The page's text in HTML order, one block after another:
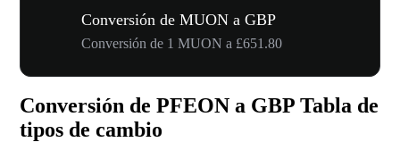
Conversión de MUON a GBP
Conversión de 1 MUON a £651.80
Conversión de PFEON a GBP Tabla de
tipos de cambio